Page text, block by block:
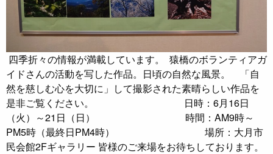
四季折々の情報が満載しています。
猿橋のボランティアガ
イドさんの活動を写した作品。日頃の自然な風景。
「自
然を慈しむ心を大切に」して撮影された素晴らしい作品を
是非ご覧ください。 日時：6月16日
（火）～21日（日） 時間：AM9時～
PM5時（最終日PM4時） 場所：大月市
民会館2Fギャラリー 皆様のご来場をお待ちしております。